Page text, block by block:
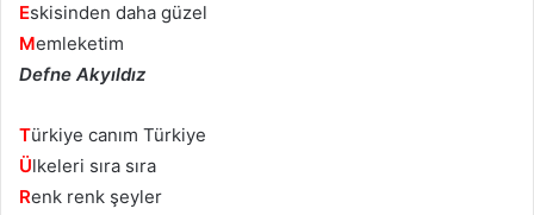
Eskisinden daha güzel
Memleketim
Defne Akyıldız
Türkiye canım Türkiye
Ülkeleri sıra sıra
Renk renk şeyler